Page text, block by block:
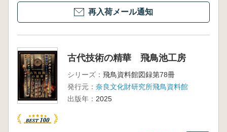
再入荷メール通知
古代技術の精華 飛鳥池工房
シリーズ： 飛鳥資料館図録第78冊
発行元： 奈良文化財研究所飛鳥資料館
出版年： 2025